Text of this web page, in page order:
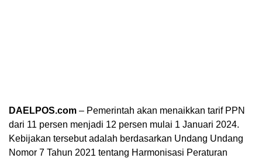
DAELPOS.com – Pemerintah akan menaikkan tarif PPN
dari 11 persen menjadi 12 persen mulai 1 Januari 2024.
Kebijakan tersebut adalah berdasarkan Undang Undang
Nomor 7 Tahun 2021 tentang Harmonisasi Peraturan